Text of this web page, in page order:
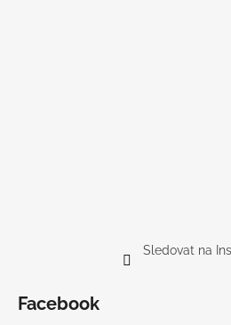
Sledovat na
Facebook